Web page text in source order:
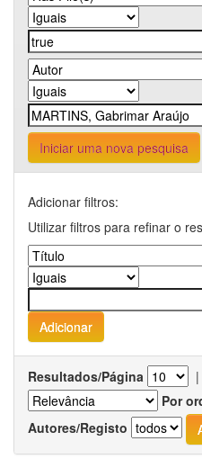
Iniciar uma nova pesquisa
Adicionar filtros:
Utilizar filtros para refinar o
Resultados/Página |
Por
Autores/Registo